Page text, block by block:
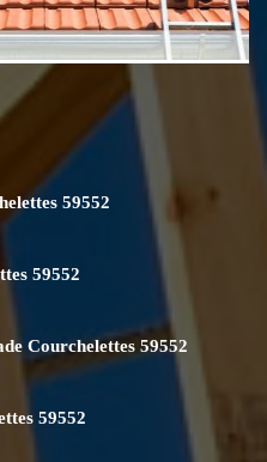
59552
59552
Courchelettes 59552
59552